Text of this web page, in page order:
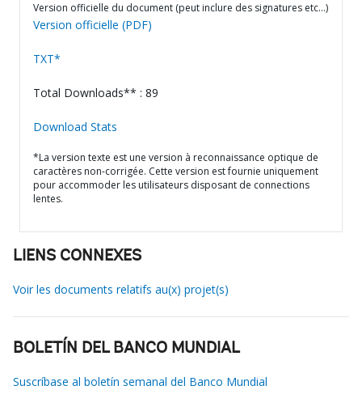
Version officielle du document (peut inclure des signatures etc…)
Version officielle (PDF)
TXT*
Total Downloads** : 89
Download Stats
*La version texte est une version à reconnaissance optique de
caractères non-corrigée. Cette version est fournie uniquement
pour accommoder les utilisateurs disposant de connections
lentes.
LIENS CONNEXES
Voir les documents relatifs au(x) projet(s)
BOLETÍN DEL BANCO MUNDIAL
Suscríbase al boletín semanal del Banco Mundial